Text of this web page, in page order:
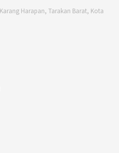
Harapan, Tarakan Barat, Kota